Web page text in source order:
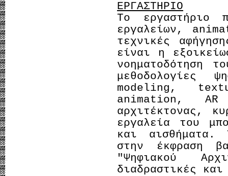
ΕΡΓΑΣΤΗΡΙΟ
Το εργαστήριο
εργαλείων,
τεχνικές
είναι η
νοηματοδότηση
μεθοδολογίες
modeling,
animation,
αρχιτέκτονας,
εργαλεία του
και αισθήματα.
στην έκφραση
"Ψηφιακού
διαδραστικές